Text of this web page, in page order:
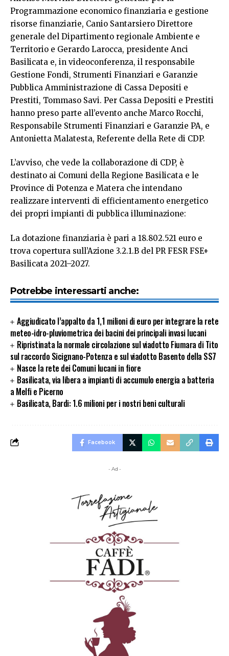
Programmazione economico finanziaria e gestione
risorse finanziarie, Canio Santarsiero Direttore
generale del Dipartimento regionale Ambiente e
Territorio e Gerardo Larocca, presidente Anci
Basilicata e, in videoconferenza, il responsabile
Gestione Fondi, Strumenti Finanziari e Garanzie
Pubblica Amministrazione di Cassa Depositi e
Prestiti, Tommaso Savi. Per Cassa Depositi e Prestiti
hanno preso parte all’evento anche Marco Rocchi,
Responsabile Strumenti Finanziari e Garanzie PA, e
Antonietta Malatesta, Referente della Rete di CDP.
L’avviso, che vede la collaborazione di CDP, è
destinato ai Comuni della Regione Basilicata e le
Province di Potenza e Matera che intendano
realizzare interventi di efficientamento energetico
dei propri impianti di pubblica illuminazione:
La dotazione finanziaria è pari a 18.802.521 euro e
trova copertura sull’Azione 3.2.1.B del PR FESR FSE+
Basilicata 2021–2027.
Potrebbe interessarti anche:
Aggiudicato l’appalto da 1,1 milioni di euro per integrare la rete
meteo-idro-pluviometrica dei bacini dei principali invasi lucani
Ripristinata la normale circolazione sul viadotto Fiumara di Tito
sul raccordo Sicignano-Potenza e sul viadotto Basento della SS7
Nasce la rete dei Comuni lucani in fiore
Basilicata, via libera a impianti di accumulo energia a batteria
a Melfi e Picerno
Basilicata, Bardi: 1.6 milioni per i nostri beni culturali
Facebook
- Ad -